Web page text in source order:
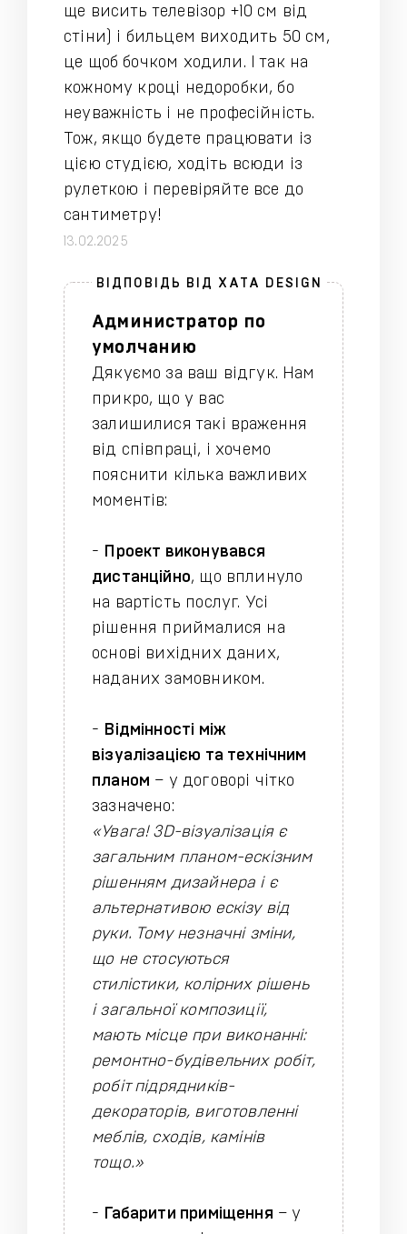
ще висить телевізор +10 см від
стіни) і бильцем виходить 50 см,
це щоб бочком ходили. І так на
кожному кроці недоробки, бо
неуважність і не професійність.
Тож, якщо будете працювати із
цією студією, ходіть всюди із
рулеткою і перевіряйте все до
сантиметру!
13.02.2025
Администратор по
умолчанию
Дякуємо за ваш відгук. Нам
прикро, що у вас
залишилися такі враження
від співпраці, і хочемо
пояснити кілька важливих
моментів:
- Проект виконувався
дистанційно, що вплинуло
на вартість послуг. Усі
рішення приймалися на
основі вихідних даних,
наданих замовником.
- Відмінності між
візуалізацією та технічним
планом – у договорі чітко
зазначено:
«Увага! 3D-візуалізація є
загальним планом-ескізним
рішенням дизайнера і є
альтернативою ескізу від
руки. Тому незначні зміни,
що не стосуються
стилістики, колірних рішень
і загальної композиції,
мають місце при виконанні:
ремонтно-будівельних робіт,
робіт підрядників-
декораторів, виготовленні
меблів, сходів, камінів
тощо.»
- Габарити приміщення – у